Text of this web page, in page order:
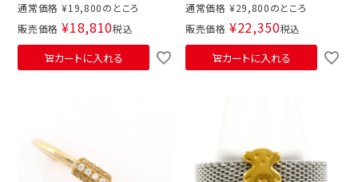
通常価格 ¥19,800
販売価格 ¥18,810税込
カートに入れる
通常価格 ¥29,800
販売価格 ¥22,350税込
カートに入れる